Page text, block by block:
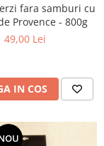
fara samburi cu
Provence - 800g
49,00 Lei
IN COS